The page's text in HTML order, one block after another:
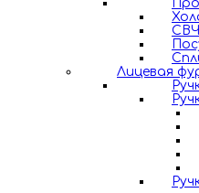
Лицевая